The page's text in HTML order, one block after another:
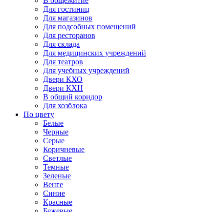
Для гостиниц
Для магазинов
Для подсобных помещений
Для ресторанов
Для склада
Для медицинских учреждений
Для театров
Для учебных учреждений
Двери КХО
Двери КХН
В общий коридор
Для хозблока
По цвету
Белые
Черные
Серые
Коричневые
Светлые
Темные
Зеленые
Венге
Синие
Красные